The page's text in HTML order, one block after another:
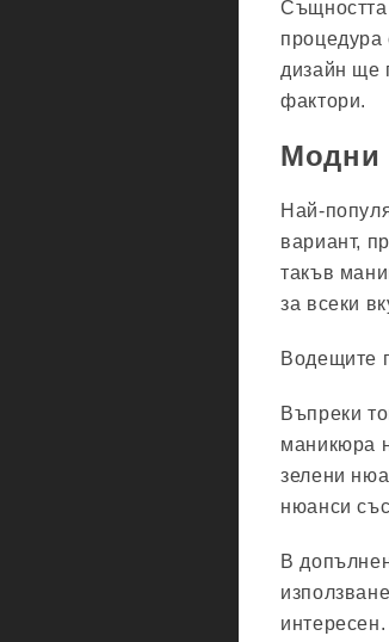
Същността
процедура
дизайн ще
фактори.
Модни
Най-
вариант,
такъв
за всеки
Водещите
Въпреки
маникюра
зелени
нюанси
В